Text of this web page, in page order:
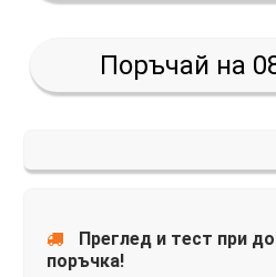
Поръчай на
Преглед и тест при
поръчка!